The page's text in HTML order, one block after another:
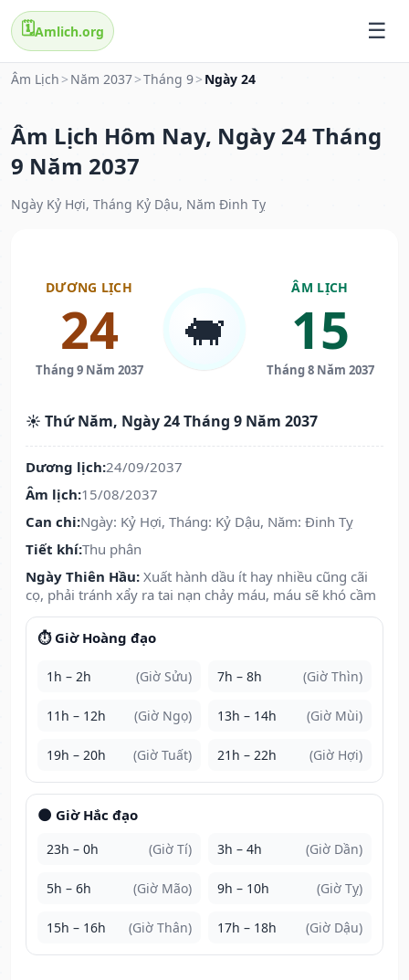
🗓️Amlich.org
Âm Lịch > Năm 2037>Tháng 9> Ngày 24
Âm Lịch Hôm Nay, Ngày 24 Tháng
9 Năm 2037
Ngày Kỷ Hợi, Tháng Kỷ Dậu, Năm Đinh Tỵ
DƯƠNG LỊCH
24
Tháng 9 Năm 2037
🐖
ÂM LỊCH
15
Tháng 8 Năm 2037
☀️ Thứ Năm, Ngày 24 Tháng 9 Năm 2037
Dương lịch:24/09/2037
Âm lịch:15/08/2037
Can chi:Ngày: Kỷ Hợi, Tháng: Kỷ Dậu, Năm: Đinh Tỵ
Tiết khí:Thu phân
Ngày Thiên Hầu: Xuất hành dầu ít hay nhiều cũng cãi
cọ, phải tránh xẩy ra tai nạn chảy máu, máu sẽ khó cầm
⏱️ Giờ Hoàng đạo
1h – 2h (Giờ Sửu) 7h – 8h (Giờ Thìn)
11h – 12h (Giờ Ngọ) 13h – 14h (Giờ Mùi)
19h – 20h (Giờ Tuất) 21h – 22h (Giờ Hợi)
🌑 Giờ Hắc đạo
23h – 0h (Giờ Tí) 3h – 4h (Giờ Dần)
5h – 6h (Giờ Mão) 9h – 10h (Giờ Tỵ)
15h – 16h (Giờ Thân) 17h – 18h (Giờ Dậu)